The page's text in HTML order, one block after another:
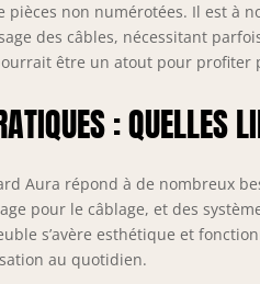
pièces non numérotées. Il est à
des câbles, nécessitant
être un atout pour profiter
: QUELLES
Aura répond à de nombreux
pour le câblage, et des
s’avère esthétique et
au quotidien.